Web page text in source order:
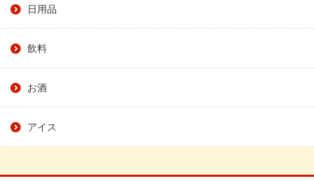
日用品
飲料
お酒
アイス